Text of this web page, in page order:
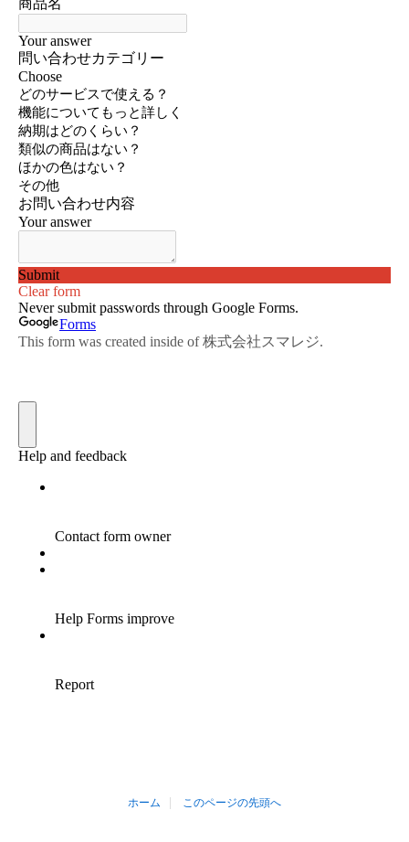
ホーム このページの先頭へ